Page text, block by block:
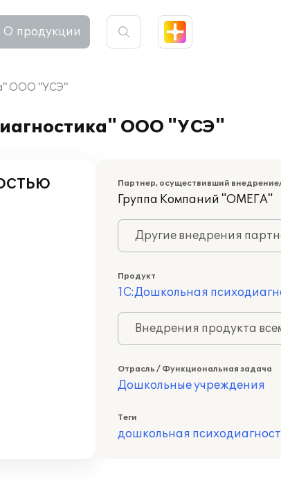
О продукции
ООО "УСЭ"
ООО "УСЭ"
Партнер, осуществивший
Группа Компаний "ОМЕГА"
Другие внедрения
Продукт
1С:Дошкольная
Внедрения продукта
Отрасль / Функциональная задача
Дошкольные учреждения
Теги
дошкольная